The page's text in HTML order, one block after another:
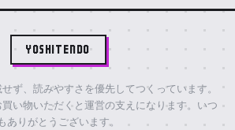
YOSHITENDO
ず、読みやすさを優先してつくっています。
い物いただくと運営の支えになります。いつ
ありがとうございます。